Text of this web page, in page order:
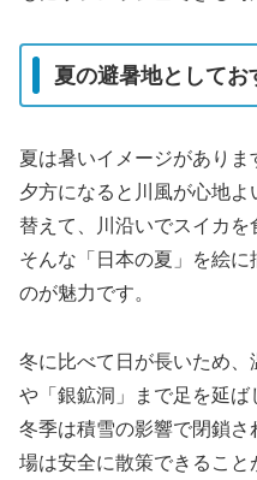
夏の避暑地として
夏は暑いイメージがありま
夕方になると川風が心地
替えて、川沿いでスイカ
そんな「日本の夏」を絵
のが魅力です。
冬に比べて日が長いため、
や「銀鉱洞」まで足を延ば
冬季は積雪の影響で閉鎖
場は安全に散策できるこ